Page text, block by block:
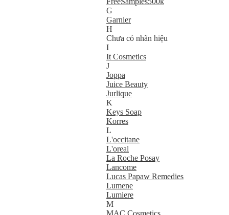
G
Garnier
H
Chưa có nhãn hiệu
I
It Cosmetics
J
Joppa
Juice Beauty
Jurlique
K
Keys Soap
Korres
L
L'occitane
L'oreal
La Roche Posay
Lancome
Lucas Papaw Remedies
Lumene
Lumiere
M
MAC Cosmetics